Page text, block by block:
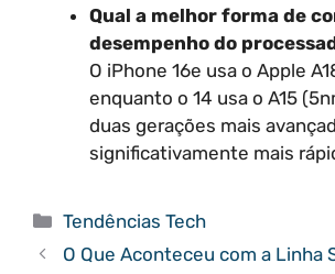
Qual a melhor forma de
desempenho do
O iPhone 16e usa o Apple
enquanto o 14 usa o A15
duas gerações mais
significativamente mais
Categorias
Tendências Tech
O Que Aconteceu com a Linha